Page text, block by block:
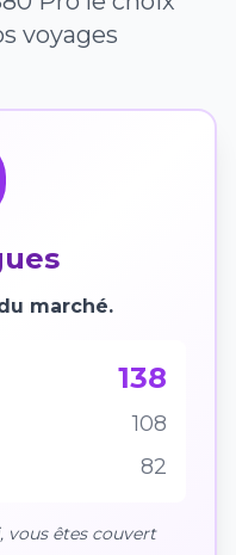
voyages
marché.
138
108
82
vous êtes couvert